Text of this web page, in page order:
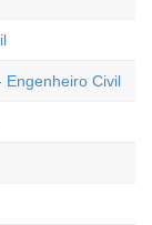
Engenheiro Civil